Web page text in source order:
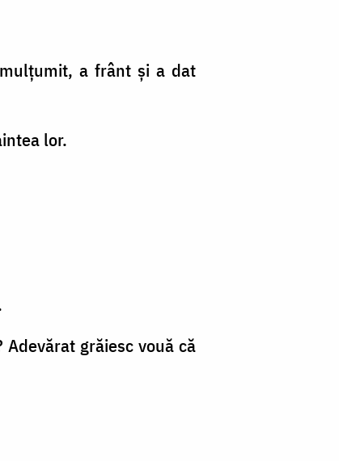
a frânt şi a dat
lor.
grăiesc vouă că